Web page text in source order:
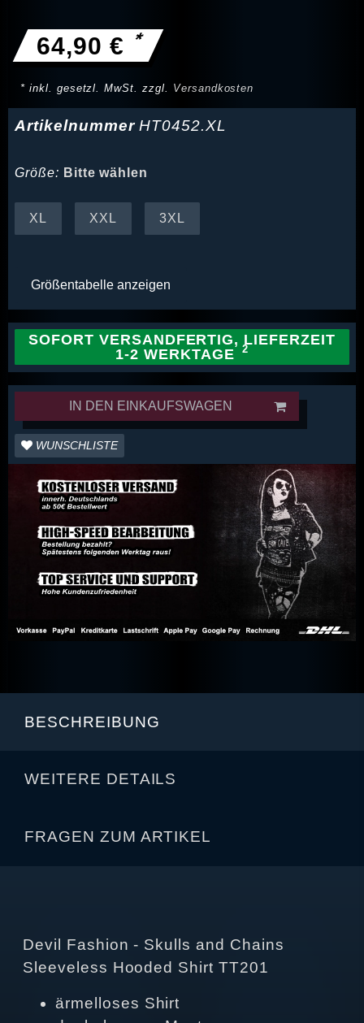
64,90 € *
* inkl. gesetzl. MwSt. zzgl. Versandkosten
ArtikelnummerHT0452.XL
Größe: Bitte wählen
XL XXL 3XL
Größentabelle anzeigen
SOFORT VERSANDFERTIG, LIEFERZEIT
1-2 WERKTAGE
IN DEN EINKAUFSWAGEN
WUNSCHLISTE
BESCHREIBUNG
WEITERE DETAILS
FRAGEN ZUM ARTIKEL
Devil Fashion - Skulls and Chains
Sleeveless Hooded Shirt TT201
ärmelloses Shirt